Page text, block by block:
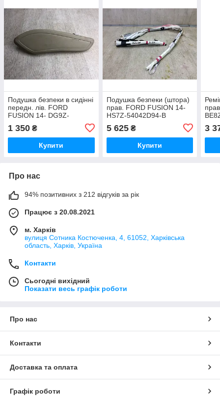
Подушка безпеки в сидінні
передн. лів. FORD
FUSION 14- DG9Z-
1 350 ₴
Купити
Подушка безпеки (штора)
прав. FORD FUSION 14-
HS7Z-54042D94-B
5 625₴
Купити
3
Про нас
94% позитивних з 212 відгуків за рік
Працює з 20.08.2021
м. Харків
вулиця Сотника Костюченка, 4, 61052, Харківська
область, Харків, Україна
Контакти
Сьогодні вихідний
Показати весь графік роботи
Про нас
Контакти
Доставка та оплата
Графік роботи